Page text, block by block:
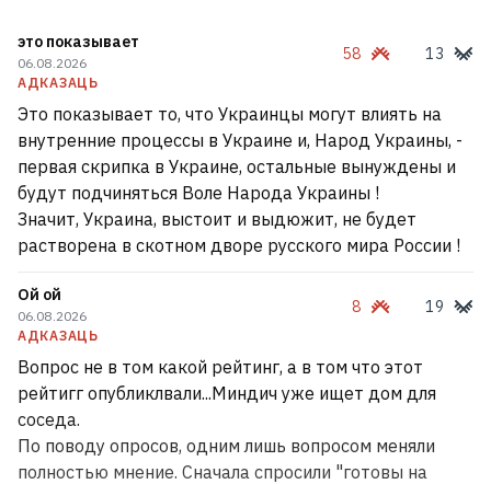
это показывает
06.08.2026
АДКАЗАЦЬ
58 13
Это показывает то, что Украинцы могут влиять на
внутренние процессы в Украине и, Народ Украины, -
первая скрипка в Украине, остальные вынуждены и
будут подчиняться Воле Народа Украины !
Значит, Украина, выстоит и выдюжит, не будет
растворена в скотном дворе русского мира России !
Ой ой
06.08.2026
АДКАЗАЦЬ
8 19
Вопрос не в том какой рейтинг, а в том что этот
рейтигг опубликлвали...Миндич уже ищет дом для
соседа.
По поводу опросов, одним лишь вопросом меняли
полностью мнение. Сначала спросили "готовы на